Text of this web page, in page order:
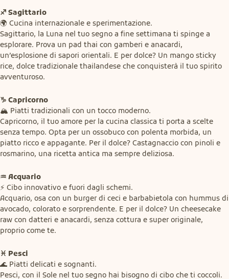
♐ Sagittario
🌍 Cucina internazionale e sperimentazione.
Sagittario, la Luna nel tuo segno a fine settimana ti spinge a
esplorare. Prova un pad thai con gamberi e anacardi,
un’esplosione di sapori orientali. E per dolce? Un mango sticky
rice, dolce tradizionale thailandese che conquisterà il tuo spirito
avventuroso.
♑ Capricorno
🏔️ Piatti tradizionali con un tocco moderno.
Capricorno, il tuo amore per la cucina classica ti porta a scelte
senza tempo. Opta per un ossobuco con polenta morbida, un
piatto ricco e appagante. Per il dolce? Castagnaccio con pinoli e
rosmarino, una ricetta antica ma sempre deliziosa.
♒ Acquario
⚡ Cibo innovativo e fuori dagli schemi.
Acquario, osa con un burger di ceci e barbabietola con hummus di
avocado, colorato e sorprendente. E per il dolce? Un cheesecake
raw con datteri e anacardi, senza cottura e super originale,
proprio come te.
♓ Pesci
🌊 Piatti delicati e sognanti.
Pesci, con il Sole nel tuo segno hai bisogno di cibo che ti coccoli.